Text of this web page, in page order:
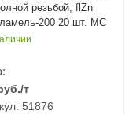
резьбой, flZn
ламель-200 20 шт. МС
/т
51876